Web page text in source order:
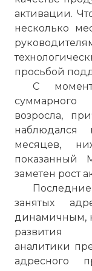
активации.
несколько
просьбой
С
суммарного
возросла,
месяцев,
показанный
заметен рост
занятых
динамичным,
развития
аналитики
адресного